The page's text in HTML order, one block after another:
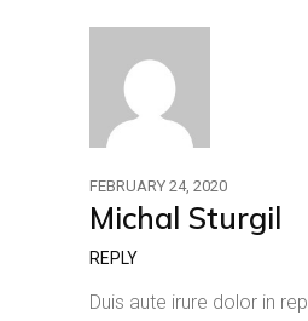
FEBRUARY 24, 2020
Michal Sturgil
REPLY
Duis aute irure dolor in